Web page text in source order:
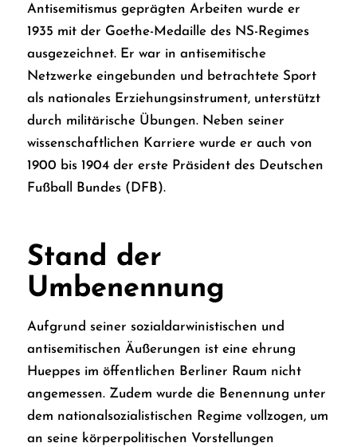
Antisemitismus geprägten Arbeiten wurde er
1935 mit der Goethe-Medaille des NS-Regimes
ausgezeichnet. Er war in antisemitische
Netzwerke eingebunden und betrachtete Sport
als nationales Erziehungsinstrument, unterstützt
durch militärische Übungen. Neben seiner
wissenschaftlichen Karriere wurde er auch von
1900 bis 1904 der erste Präsident des Deutschen
Fußball Bundes (DFB).
Stand der
Umbenennung
Aufgrund seiner sozialdarwinistischen und
antisemitischen Äußerungen ist eine ehrung
Hueppes im öffentlichen Berliner Raum nicht
angemessen. Zudem wurde die Benennung unter
dem nationalsozialistischen Regime vollzogen, um
an seine körperpolitischen Vorstellungen